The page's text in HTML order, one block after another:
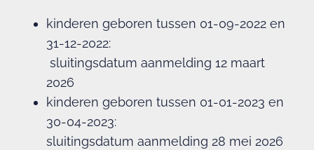
kinderen geboren tussen 01-09-2022 en
31-12-2022:
sluitingsdatum aanmelding 12 maart
2026
kinderen geboren tussen 01-01-2023 en
30-04-2023:
sluitingsdatum aanmelding 28 mei 2026